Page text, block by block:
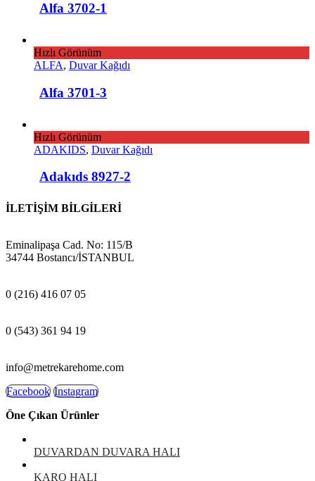
Alfa 3702-1
Hızlı Görünüm
ALFA, Duvar Kağıdı
Alfa 3701-3
Hızlı Görünüm
ADAKIDS, Duvar Kağıdı
Adakıds 8927-2
İLETİŞİM BİLGİLERİ
Eminalipaşa Cad. No: 115/B
34744 Bostancı/İSTANBUL
0 (216) 416 07 05
0 (543) 361 94 19
info@metrekarehome.com
Facebook Instagram
Öne Çıkan Ürünler
DUVARDAN DUVARA HALI
KARO HALI